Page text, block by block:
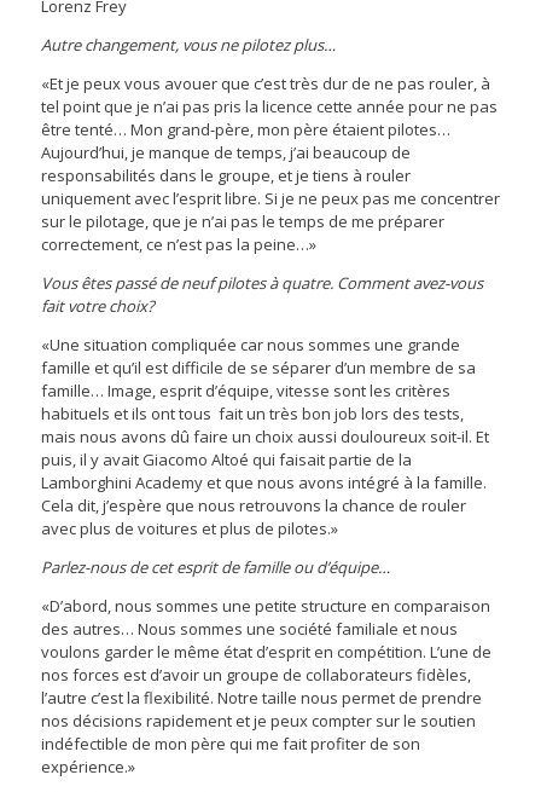
Lorenz Frey
Autre changement, vous ne pilotez plus…
«Et je peux vous avouer que c’est très dur de ne pas rouler, à
tel point que je n’ai pas pris la licence cette année pour ne pas
être tenté… Mon grand-père, mon père étaient pilotes…
Aujourd’hui, je manque de temps, j’ai beaucoup de
responsabilités dans le groupe, et je tiens à rouler
uniquement avec l’esprit libre. Si je ne peux pas me concentrer
sur le pilotage, que je n’ai pas le temps de me préparer
correctement, ce n’est pas la peine…»
Vous êtes passé de neuf pilotes à quatre. Comment avez-vous
fait votre choix?
«Une situation compliquée car nous sommes une grande
famille et qu’il est difficile de se séparer d’un membre de sa
famille… Image, esprit d’équipe, vitesse sont les critères
habituels et ils ont tous fait un très bon job lors des tests,
mais nous avons dû faire un choix aussi douloureux soit-il. Et
puis, il y avait Giacomo Altoé qui faisait partie de la
Lamborghini Academy et que nous avons intégré à la famille.
Cela dit, j’espère que nous retrouvons la chance de rouler
avec plus de voitures et plus de pilotes.»
Parlez-nous de cet esprit de famille ou d’équipe…
«D’abord, nous sommes une petite structure en comparaison
des autres… Nous sommes une société familiale et nous
voulons garder le même état d’esprit en compétition. L’une de
nos forces est d’avoir un groupe de collaborateurs fidèles,
l’autre c’est la flexibilité. Notre taille nous permet de prendre
nos décisions rapidement et je peux compter sur le soutien
indéfectible de mon père qui me fait profiter de son
expérience.»